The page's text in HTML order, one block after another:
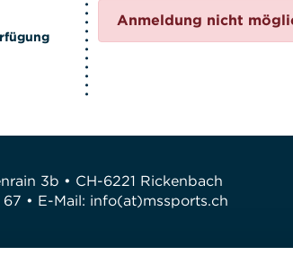
Anmeldung nicht
3b • CH-6221 Rickenbach
• E-Mail: info(at)mssports.ch